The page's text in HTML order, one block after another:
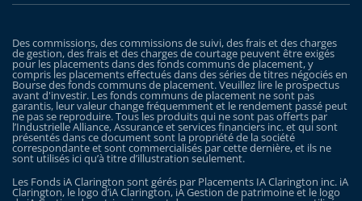
Des commissions, des commissions de suivi, des frais et des charges
de gestion, des frais et des charges de courtage peuvent être exigés
pour les placements dans des fonds communs de placement, y
compris les placements effectués dans des séries de titres négociés en
Bourse des fonds communs de placement. Veuillez lire le prospectus
avant d'investir. Les fonds communs de placement ne sont pas
garantis, leur valeur change fréquemment et le rendement passé peut
ne pas se reproduire. Tous les produits qui ne sont pas offerts par
l’Industrielle Alliance, Assurance et services financiers inc. et qui sont
présentés dans ce document sont la propriété de la société
correspondante et sont commercialisés par cette dernière, et ils ne
sont utilisés ici qu’à titre d’illustration seulement.
Les Fonds iA Clarington sont gérés par Placements IA Clarington inc. iA
Clarington, le logo d’iA Clarington, iA Gestion de patrimoine et le logo